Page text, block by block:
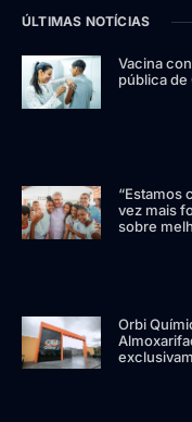
ÚLTIMAS NOTÍCIAS
Vacina
pública de
“Estamos
vez mais
sobre
Orbi